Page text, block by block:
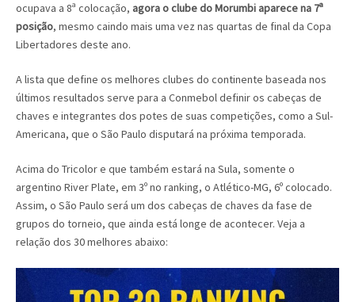
ocupava a 8ª colocação, agora o clube do Morumbi aparece na 7ª
posição, mesmo caindo mais uma vez nas quartas de final da Copa
Libertadores deste ano.
A lista que define os melhores clubes do continente baseada nos
últimos resultados serve para a Conmebol definir os cabeças de
chaves e integrantes dos potes de suas competições, como a Sul-
Americana, que o São Paulo disputará na próxima temporada.
Acima do Tricolor e que também estará na Sula, somente o
argentino River Plate, em 3º no ranking, o Atlético-MG, 6º colocado.
Assim, o São Paulo será um dos cabeças de chaves da fase de
grupos do torneio, que ainda está longe de acontecer. Veja a
relação dos 30 melhores abaixo: